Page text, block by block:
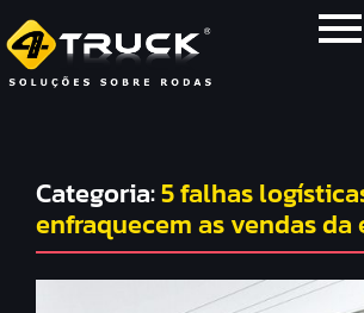
Categoria:5 falhas
enfraquecem as vendas da